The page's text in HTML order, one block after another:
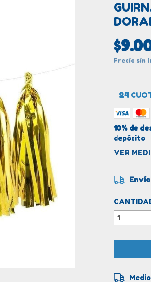
Precio sin
24
10% de
depósito
VER
Entregas